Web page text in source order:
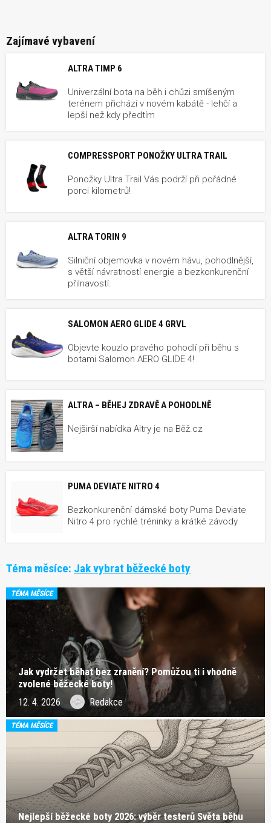
Zajímavé vybavení
ALTRA TIMP 6
Univerzální bota na běh i chůzi smíšeným
terénem přichází v novém kabátě - lehčí a
lepší než kdy předtím
COMPRESSPORT PONOŽKY ULTRA TRAIL
Ponožky Ultra Trail Vás podrží při pořádné
porci kilometrů!
ALTRA TORIN 9
Silniční objemovka v novém hávu, pohodlnější,
s větší návratností energie a bezkonkurenční
přilnavostí.
SALOMON AERO GLIDE 4 GRVL
Objevte kouzlo pravého pohodlí při běhu s
botami Salomon AERO GLIDE 4!
ALTRA – BĚHEJ ZDRAVĚ A POHODLNĚ
Nejširší nabídka Altry je na Běž.cz
PUMA DEVIATE NITRO 4
Bezkonkurenční dámské boty Puma Deviate
Nitro 4 pro rychlé tréninky a krátké závody.
Téma měsíce: Jak vybrat běžecké boty
TÉMA MĚSÍCE
Jak vydržet běhat bez zranění? Pomůžou ti i vhodně
zvolené běžecké boty!
12. 4. 2026 Redakce
TÉMA MĚSÍCE
Nejlepší běžecké boty 2026: výběr testerů Světa běhu